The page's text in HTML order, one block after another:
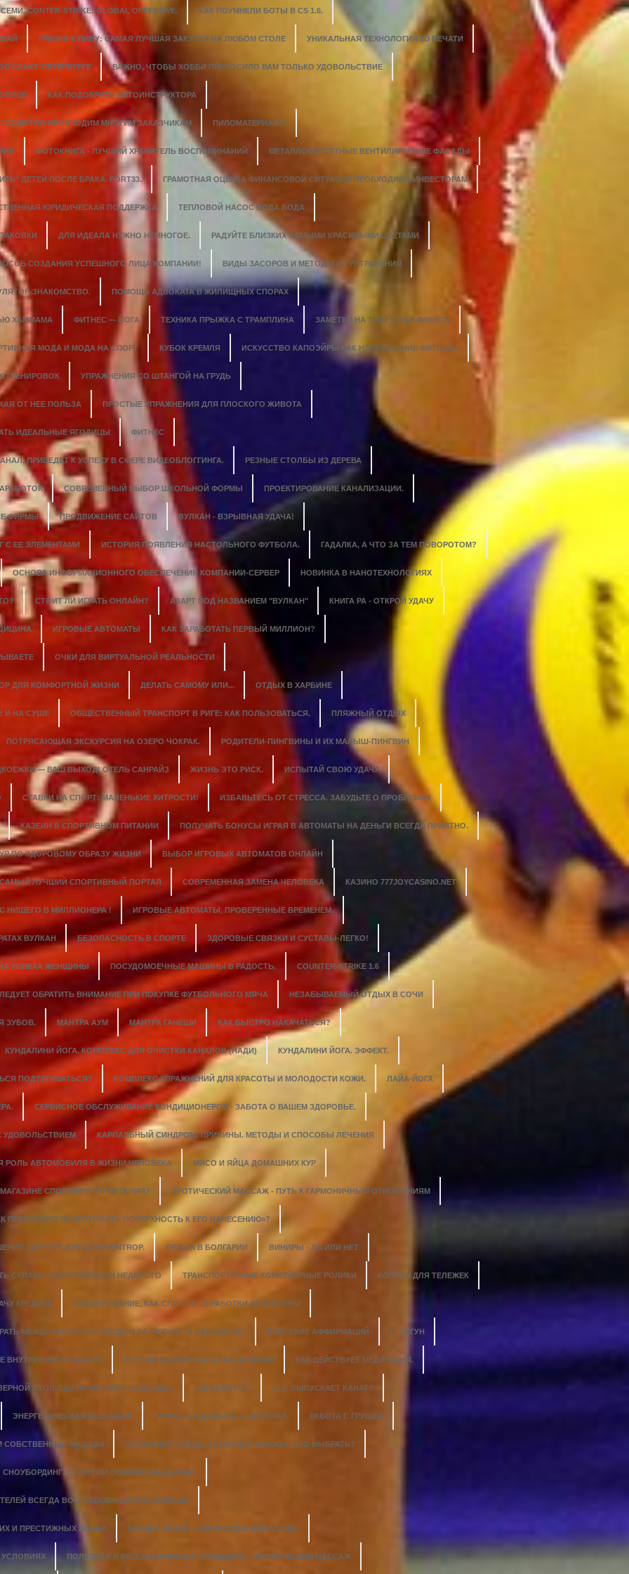
CONTER-STRIKE: GLOBAL OFFENSIVE. КАК ПОУМНЕЛИ БОТЫ В CS 1.6.
ГРЕНКИ К ПИВУ: САМАЯ ЛУЧШАЯ ЗАКУСКА НА ЛЮБОМ СТОЛЕ УНИКАЛЬНАЯ ТЕХНОЛОГИЯ 3D ПЕЧАТИ
САНКТ-ПЕТЕРБУРГЕ ВАЖНО, ЧТОБЫ ХОББИ ПРИНОСИЛО ВАМ ТОЛЬКО УДОВОЛЬСТВИЕ
КАК ПОДОБРАТЬ АВТОИНСТРУКТОРА
НЕОБХОДИМ МНОГИМ ЗАКАЗЧИКАМ ПИЛОМАТЕРИАЛЫ
ФОТОКНИГА - ЛУЧШИЙ ХРАНИТЕЛЬ ВОСПОМИНАНИЙ МЕТАЛЛОКАССЕТНЫЕ ВЕНТИЛИРУЕМЫЕ ФАСАДЫ
ДЕТЕЙ ПОСЛЕ БРАКА. FORT33. ГРАМОТНАЯ ОЦЕНКА ФИНАНСОВОЙ СИТУАЦИИ НЕОБХОДИМА ИНВЕСТОРАМ
ЮРИДИЧЕСКАЯ ПОДДЕРЖКА ТЕПЛОВОЙ НАСОС ВОДА ВОДА
ДЛЯ ИДЕАЛА НУЖНО НЕМНОГОЕ. РАДУЙТЕ БЛИЗКИХ САМЫМИ КРАСИВЫМИ ЦВЕТАМИ
СОЗДАНИЯ УСПЕШНОГО ЛИЦА КОМПАНИИ! ВИДЫ ЗАСОРОВ И МЕТОДЫ ИХ УСТРАНЕНИЯ
ЗНАКОМСТВО. ПОМОЩЬ АДВОКАТА В ЖИЛИЩНЫХ СПОРАХ
ХАММАМА ФИТНЕС — ЙОГА ТЕХНИКА ПРЫЖКА С ТРАМПЛИНА ЗАМЕТКИ НА ТЕМУ БОДИ-ФЛЕКСА
МОДА И МОДА НА СПОРТ КУБОК КРЕМЛЯ ИСКУССТВО КАПОЭЙРЫ КАК НАПРАВЛЕНИЕ ФИТНЕСА
ТРЕНИРОВОК УПРАЖНЕНИЯ СО ШТАНГОЙ НА ГРУДЬ
ОТ НЕЕ ПОЛЬЗА ПРОСТЫЕ УПРАЖНЕНИЯ ДЛЯ ПЛОСКОГО ЖИВОТА
ИДЕАЛЬНЫЕ ЯГОДИЦЫ ФИТНЕС
ПРИВЕДЕТ К УСПЕХУ В СФЕРЕ ВИДЕОБЛОГГИНГА. РЕЗНЫЕ СТОЛБЫ ИЗ ДЕРЕВА
СОВРЕМЕННЫЙ ВЫБОР ШКОЛЬНОЙ ФОРМЫ ПРОЕКТИРОВАНИЕ КАНАЛИЗАЦИИ.
ФИРМЫ ПРОДВИЖЕНИЕ САЙТОВ ВУЛКАН - ВЗРЫВНАЯ УДАЧА!
С ЕЕ ЭЛЕМЕНТАМИ ИСТОРИЯ ПОЯВЛЕНИЯ НАСТОЛЬНОГО ФУТБОЛА. ГАДАЛКА, А ЧТО ЗА ТЕМ ПОВОРОТОМ?
ОСНОВА ИНФОРМАЦИОННОГО ОБЕСПЕЧЕНИЯ КОМПАНИИ-СЕРВЕР НОВИНКА В НАНОТЕХНОЛОГИЯХ
СТОИТ ЛИ ИГРАТЬ ОНЛАЙН? АЗАРТ ПОД НАЗВАНИЕМ "ВУЛКАН" КНИГА РА - ОТКРОЙ УДАЧУ
ИГРОВЫЕ АВТОМАТЫ КАК ЗАРАБОТАТЬ ПЕРВЫЙ МИЛЛИОН?
ОЧКИ ДЛЯ ВИРТУАЛЬНОЙ РЕАЛЬНОСТИ
ДЛЯ КОМФОРТНОЙ ЖИЗНИ ДЕЛАТЬ САМОМУ ИЛИ... ОТДЫХ В ХАРБИНЕ
И НА СУШЕ ОБЩЕСТВЕННЫЙ ТРАНСПОРТ В РИГЕ: КАК ПОЛЬЗОВАТЬСЯ. ПЛЯЖНЫЙ ОТДЫХ
ПОТРЯСАЮЩАЯ ЭКСКУРСИЯ НА ОЗЕРО ЧОКРАК. РОДИТЕЛИ-ПИНГВИНЫ И ИХ МАЛЫШ-ПИНГВИН
— ВАШ ВЫХОД! ОТЕЛЬ САНРАЙЗ ЖИЗНЬ ЭТО РИСК. ИСПЫТАЙ СВОЮ УДАЧУ
СТАВКИ НА СПОРТ: МАЛЕНЬКИЕ ХИТРОСТИ! ИЗБАВЬТЕСЬ ОТ СТРЕССА. ЗАБУДЬТЕ О ПРОБЛЕМАХ
КАЗЕИН В СПОРТИВНОМ ПИТАНИИ ПОЛУЧАТЬ БОНУСЫ ИГРАЯ В АВТОМАТЫ НА ДЕНЬГИ ВСЕГДА ПРИЯТНО.
ПО ЗДОРОВОМУ ОБРАЗУ ЖИЗНИ ВЫБОР ИГРОВЫХ АВТОМАТОВ ОНЛАЙН
САМЫЙ ЛУЧШИЙ СПОРТИВНЫЙ ПОРТАЛ СОВРЕМЕННАЯ ЗАМЕНА ЧЕЛОВЕКА КАЗИНО 777JOYCASINO.NET
C НИЩЕГО В МИЛЛИОНЕРА ! ИГРОВЫЕ АВТОМАТЫ, ПРОВЕРЕННЫЕ ВРЕМЕНЕМ.
ВУЛКАН БЕЗОПАСНОСТЬ В СПОРТЕ ЗДОРОВЫЕ СВЯЗКИ И СУСТАВЫ-ЛЕГКО!
УСПЕХА ЖЕНЩИНЫ ПОСУДОМОЕЧНЫЕ МАШИНЫ В РАДОСТЬ. COUNTER-STRIKE 1.6
ОБРАТИТЬ ВНИМАНИЕ ПРИ ПОКУПКЕ ФУТБОЛЬНОГО МЯЧА НЕЗАБЫВАЕМЫЙ ОТДЫХ В СОЧИ
ЗУБОВ. МАНТРА АУМ МАНТРА ГАНЕШИ КАК БЫСТРО НАКАЧАТЬСЯ?
КУНДАЛИНИ ЙОГА. КОМПЛЕКС ДЛЯ ОЧИСТКИ КАНАЛОВ (НАДИ) КУНДАЛИНИ ЙОГА. ЭФФЕКТ.
ПОДТЯГИВАТЬСЯ? КОМПЛЕКС УПРАЖНЕНИЙ ДЛЯ КРАСОТЫ И МОЛОДОСТИ КОЖИ. ЛАЙА-ЙОГА
СЕРВИСНОЕ ОБСЛУЖИВАНИЕ КОНДИЦИОНЕРОВ - ЗАБОТА О ВАШЕМ ЗДОРОВЬЕ.
УДОВОЛЬСТВИЕМ КАРПАЛЬНЫЙ СИНДРОМ: ПРИЧИНЫ. МЕТОДЫ И СПОСОБЫ ЛЕЧЕНИЯ
РОЛЬ АВТОМОБИЛЯ В ЖИЗНИ ЧЕЛОВЕКА МЯСО И ЯЙЦА ДОМАШНИХ КУР
СПОРТИВНОГО ПИТАНИЯ? ЭРОТИЧЕСКИЙ МАССАЖ - ПУТЬ К ГАРМОНИЧНЫМ ОТНОШЕНИЯМ
ПРАВИЛЬНО ПОДГОТОВИТЬ ПОВЕРХНОСТЬ К ЕГО НАНЕСЕНИЮ»?
ДАЕТ ПРОДУКЦИЯ OVENTROP. ОТДЫХ В БОЛГАРИИ ВИНИРЫ - ДА ИЛИ НЕТ
СКЛАДЫ КАЧЕСТВЕННО И НЕДОРОГО ТРАНСПОРТЕРНЫЕ КОНВЕЙЕРНЫЕ РОЛИКИ КОЛЕСА ДЛЯ ТЕЛЕЖЕК
КРЕДИТА БРАШИРОВАНИЕ, КАК СПОСОБ ОБРАБОТКИ ДРЕВЕСИНЫ
МЕЖДУ РАБОТОЙ И УХОДОМ ЗА ЛЮБИМОЙ БАБУШКОЙ? ДЕЙСТВИЕ АФФИРМАЦИЙ О ЦИГУН
ВНУТРЕННЕЙ УЛЫБКОЙ РОССИЯ ВЕЛОМОБИЛЬНАЯ ДЕРЖАВА КАК ДЕЙСТВУЕТ МЕДИТАЦИЯ.
СТОЛИЦЫ ПОЧИСТИЛИ ВОДОЕМЫ. БАРАНКИ ГНУ! КТО ВЫПУСКАЕТ КАНАТ?
ЭНЕРГЕТИЧЕСКАЯ МЕДИЦИНА ЗАПРЕТ НА ДАЙВИНГ С АКУЛАМИ. РАБОТА С ГРУШЕЙ
СОБСТВЕННЫЕ МЫШЦЫ АЛЮМИНИЙ, СТАЛЬ, ТИТАН ИЛИ КАРБОН: ЧТО ВЫБРАТЬ?
СНОУБОРДИНГ: СТОИТ ЛИ ОВЧИНКА ВЫДЕЛКИ?
ВСЕГДА ВОСТРЕБОВАНЫ РОССИЯНАМИ
И ПРЕСТИЖНЫХ ХОББИ КЛАДКА ПЕЧЕЙ - УМИРАЮЩЕЕ ИСКУССТВО
ПОЛЕЗНАЯ И РАССЛАБЛЯЮЩАЯ ПРОЦЕДУРА - ЭРОТИЧЕСКИЙ МАССАЖ